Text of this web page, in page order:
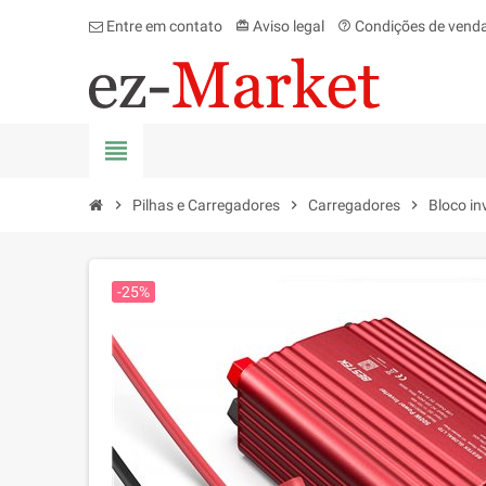
Entre em contato card_giftcard Aviso legal help_outline Condições de
view_headline
chevron_right Pilhas e Carregadores chevron_right Carregadores chevron_right Bloco
-25%